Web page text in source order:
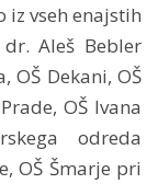
iz vseh enajstih
Aleš Bebler
OŠ Dekani, OŠ
OŠ Ivana
odreda
OŠ Šmarje pri